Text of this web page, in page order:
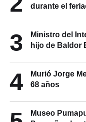
durante el
3
Ministro del
hijo de Baldor
4
Murió Jorge
68 años
Museo